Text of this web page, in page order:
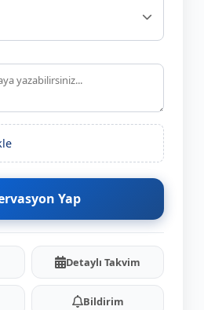
Yap
Detaylı Takvim
Bildirim